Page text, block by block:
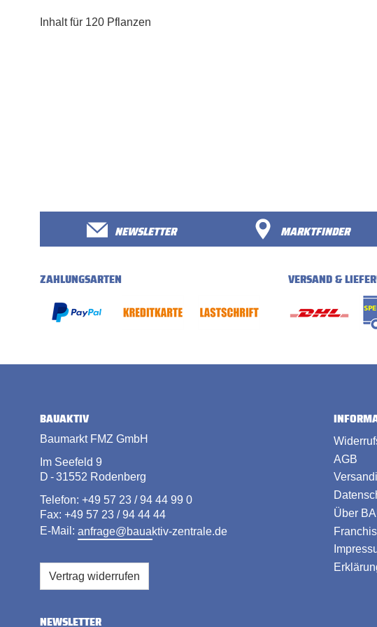
Inhalt für 120 Pflanzen
NEWSLETTER MARKTFINDER
ZAHLUNGSARTEN VERSAND &
BAUAKTIV
Baumarkt FMZ GmbH
Im Seefeld 9
D - 31552 Rodenberg
Telefon: +49 57 23 / 94 44 99 0
Fax: +49 57 23 / 94 44 44
E-Mail: anfrage@bauaktiv-zentrale.de
Vertrag widerrufen
AGB
Über
NEWSLETTER